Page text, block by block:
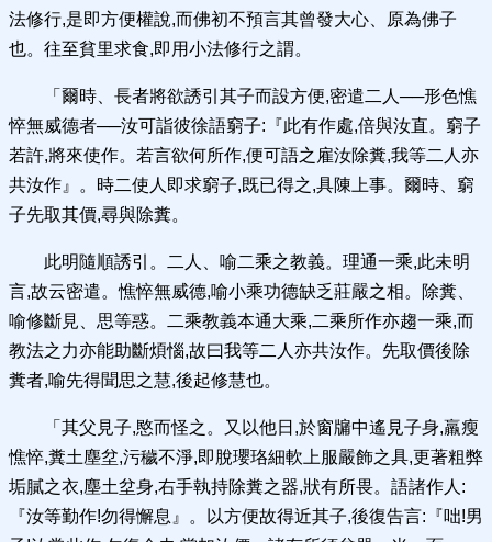
法修行,是即方便權說,而佛初不預言其曾發大心、原為佛子
也。往至貧里求食,即用小法修行之謂。
「爾時、長者將欲誘引其子而設方便,密遣二人──形色憔
悴無威德者──汝可詣彼徐語窮子:『此有作處,倍與汝直。窮子
若許,將來使作。若言欲何所作,便可語之雇汝除糞,我等二人亦
共汝作』。時二使人即求窮子,既已得之,具陳上事。爾時、窮
子先取其價,尋與除糞。
此明隨順誘引。二人、喻二乘之教義。理通一乘,此未明
言,故云密遣。憔悴無威德,喻小乘功德缺乏莊嚴之相。除糞、
喻修斷見、思等惑。二乘教義本通大乘,二乘所作亦趨一乘,而
教法之力亦能助斷煩惱,故曰我等二人亦共汝作。先取價後除
糞者,喻先得聞思之慧,後起修慧也。
「其父見子,愍而怪之。又以他日,於窗牖中遙見子身,羸瘦
憔悴,糞土塵坌,污穢不淨,即脫瓔珞細軟上服嚴飾之具,更著粗弊
垢膩之衣,塵土坌身,右手執持除糞之器,狀有所畏。語諸作人:
『汝等勤作!勿得懈息』。以方便故得近其子,後復告言:『咄!男